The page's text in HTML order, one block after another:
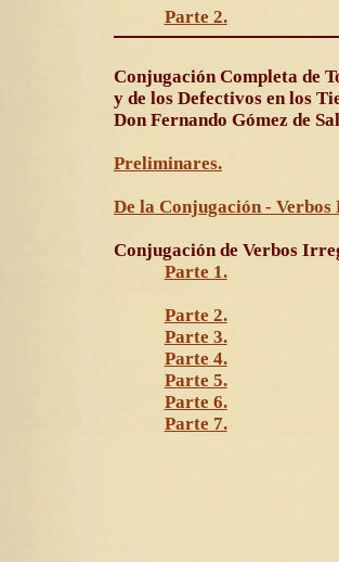
Parte 2.
Conjugación Completa de
y de los Defectivos en los
Don Fernando Gómez de
Preliminares.
De la Conjugación - Verbos
Conjugación de Verbos
Parte 1.
Parte 2.
Parte 3.
Parte 4.
Parte 5.
Parte 6.
Parte 7.